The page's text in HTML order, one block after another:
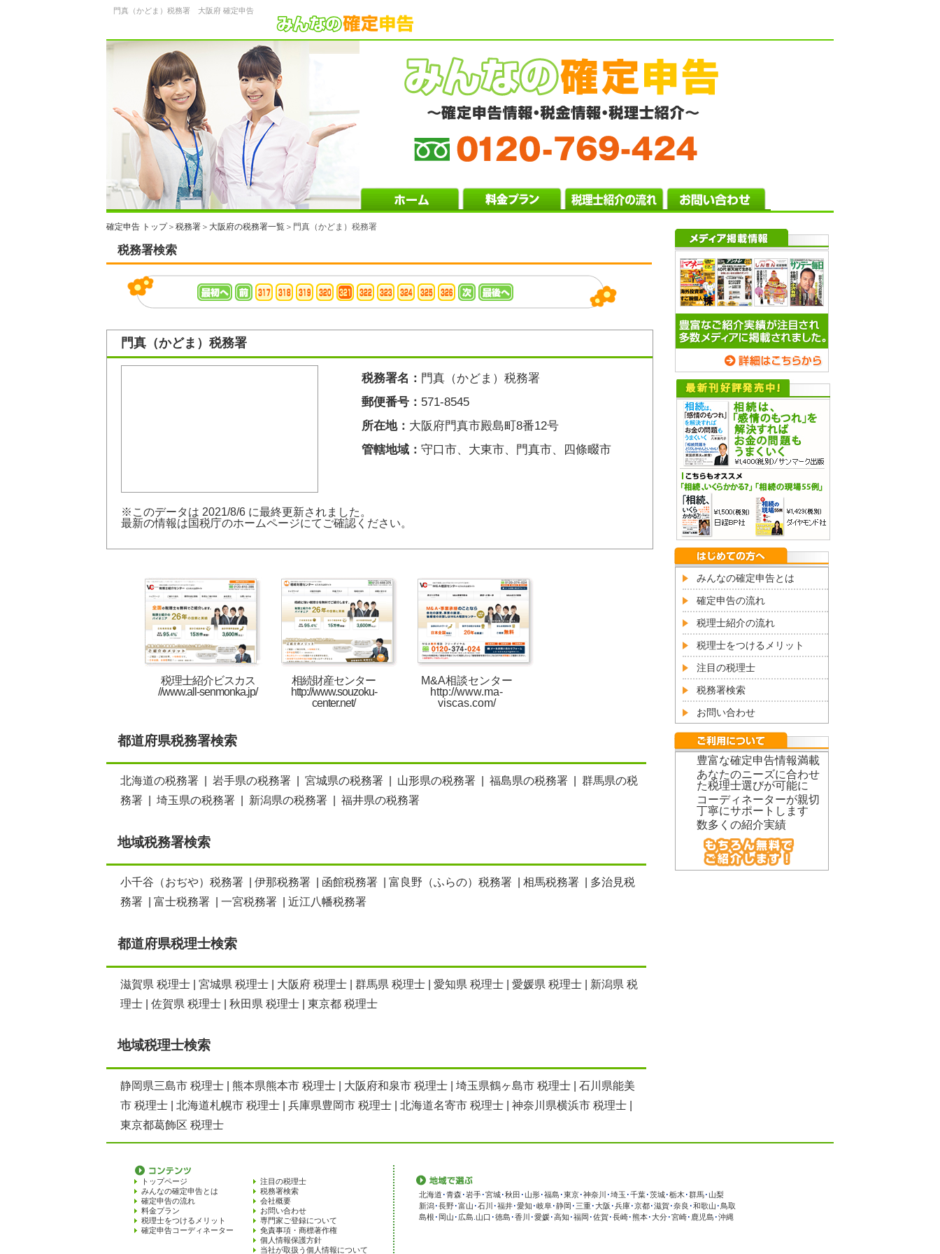
門真（かどま）税務署 大阪府 確定申告
確定申告 トップ＞ 税務署 ＞ 大阪府の税務署一覧 ＞門真（かどま）税務署
税務署検索
門真（かどま）税務署
税務署名： 門真（かどま）税務署
郵便番号： 571-8545
所在地： 大阪府門真市殿島町8番12号
管轄地域： 守口市、大東市、門真市、四條畷市
※このデータは 2021/8/6 に最終更新されました。
最新の情報は国税庁のホームページにてご確認ください。
税理士紹介ビスカス
//www.all-senmonka.jp/
相続財産センター
http://www.souzoku-
center.net/
M&A相談センター
http://www.ma-
viscas.com/
都道府県税務署検索
北海道の税務署 岩手県の税務署 宮城県の税務署 山形県の税務署 福島県の税務署
群馬県の税
務署
埼玉県の税務署 新潟県の税務署 福井県の税務署
地域税務署検索
小千谷（おぢや）税務署 伊那税務署 函館税務署 富良野（ふらの）税務署 相馬税務署
多治見税
務署
富士税務署 一宮税務署 近江八幡税務署
都道府県税理士検索
滋賀県 税理士 宮城県 税理士 大阪府 税理士 群馬県 税理士 愛知県 税理士 愛媛県 税理士
新潟県 税
理士
佐賀県 税理士 秋田県 税理士 東京都 税理士
地域税理士検索
静岡県三島市 税理士 熊本県熊本市 税理士 大阪府和泉市 税理士 埼玉県鶴ヶ島市 税理士
石川県能美
市 税理士
北海道札幌市 税理士 兵庫県豊岡市 税理士 北海道名寄市 税理士 神奈川県横浜市 税理士
東京都葛飾区 税理士
みんなの確定申告とは
確定申告の流れ
税理士紹介の流れ
税理士をつけるメリット
注目の税理士
税務署検索
お問い合わせ
豊富な確定申告情報満載
あなたのニーズに合わせ
た税理士選びが可能に
コーディネーターが親切
丁寧にサポートします
数多くの紹介実績
トップページ
みんなの確定申告とは
確定申告の流れ
料金プラン
税理士をつけるメリット
確定申告コーディネーター
注目の税理士
税務署検索
会社概要
お問い合わせ
専門家ご登録について
免責事項・商標著作権
個人情報保護方針
当社が取扱う個人情報について
北海道 ･青森･岩手･宮城･秋田 ･ 山形･福島 ･東京･神奈川 ･埼玉 ･千葉･茨城･栃木 ･群馬･ 山梨
新潟･長野･富山 ･石川 ･福井･愛知 ･岐阜･静岡 ･ 三重･大阪 ･兵庫･京都･滋賀･奈良 ･和歌山 ･ 鳥取
島根 ･ 岡山 ･ 広島 山口 ･徳島 ･香川 ･愛媛･高知 ･福岡 ･佐賀･長崎･熊本･大分･宮崎･ 鹿児島 ･沖縄